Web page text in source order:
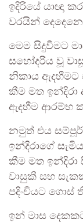
ඉදිරියේ යාඥා
වරයින්
මෙම සිදුවීමට
සහෝදරිය වූ
නිකාය ඇදහීමට
කීම මත ඉන්දිරා
ඇදහීම ආරම්භ
නමුත් එය
ඉන්දිරාගේ
කීම මත ඉන්දිරා
වාසුකී සහ
පදිංචියට ගොස්
ඉන් මාස